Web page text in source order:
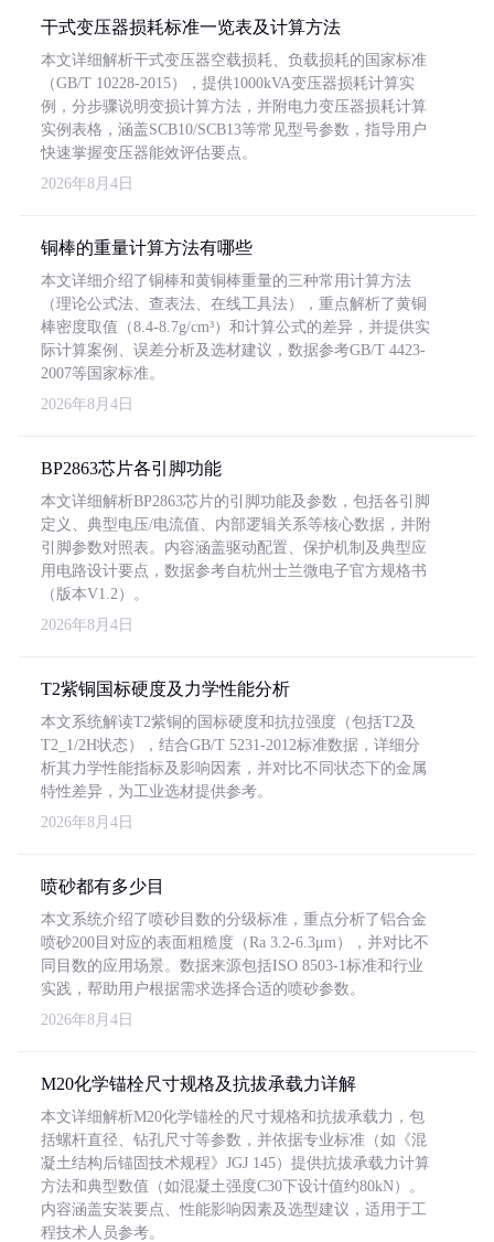
干式变压器损耗标准一览表及计算方法
本文详细解析干式变压器空载损耗、负载损耗的国家标准
（GB/T 10228-2015），提供1000kVA变压器损耗计算实
例，分步骤说明变损计算方法，并附电力变压器损耗计算
实例表格，涵盖SCB10/SCB13等常见型号参数，指导用户
快速掌握变压器能效评估要点。
2026年8月4日
铜棒的重量计算方法有哪些
本文详细介绍了铜棒和黄铜棒重量的三种常用计算方法
（理论公式法、查表法、在线工具法），重点解析了黄铜
棒密度取值（8.4-8.7g/cm³）和计算公式的差异，并提供实
际计算案例、误差分析及选材建议，数据参考GB/T 4423-
2007等国家标准。
2026年8月4日
BP2863芯片各引脚功能
本文详细解析BP2863芯片的引脚功能及参数，包括各引脚
定义、典型电压/电流值、内部逻辑关系等核心数据，并附
引脚参数对照表。内容涵盖驱动配置、保护机制及典型应
用电路设计要点，数据参考自杭州士兰微电子官方规格书
（版本V1.2）。
2026年8月4日
T2紫铜国标硬度及力学性能分析
本文系统解读T2紫铜的国标硬度和抗拉强度（包括T2及
T2_1/2H状态），结合GB/T 5231-2012标准数据，详细分
析其力学性能指标及影响因素，并对比不同状态下的金属
特性差异，为工业选材提供参考。
2026年8月4日
喷砂都有多少目
本文系统介绍了喷砂目数的分级标准，重点分析了铝合金
喷砂200目对应的表面粗糙度（Ra 3.2-6.3μm），并对比不
同目数的应用场景。数据来源包括ISO 8503-1标准和行业
实践，帮助用户根据需求选择合适的喷砂参数。
2026年8月4日
M20化学锚栓尺寸规格及抗拔承载力详解
本文详细解析M20化学锚栓的尺寸规格和抗拔承载力，包
括螺杆直径、钻孔尺寸等参数，并依据专业标准（如《混
凝土结构后锚固技术规程》JGJ 145）提供抗拔承载力计算
方法和典型数值（如混凝土强度C30下设计值约80kN）。
内容涵盖安装要点、性能影响因素及选型建议，适用于工
程技术人员参考。